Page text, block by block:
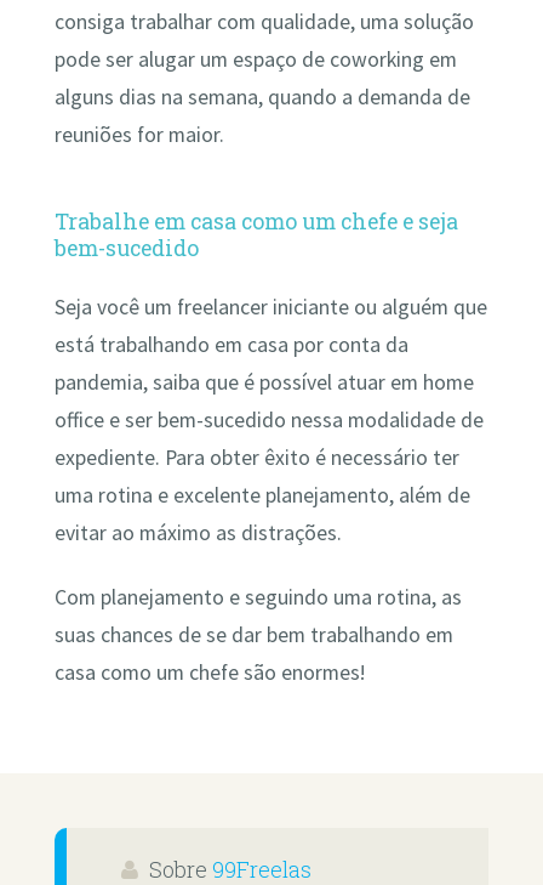
consiga trabalhar com qualidade, uma solução
pode ser alugar um espaço de coworking em
alguns dias na semana, quando a demanda de
reuniões for maior.
Trabalhe em casa como um chefe e seja
bem-sucedido
Seja você um freelancer iniciante ou alguém que
está trabalhando em casa por conta da
pandemia, saiba que é possível atuar em home
office e ser bem-sucedido nessa modalidade de
expediente. Para obter êxito é necessário ter
uma rotina e excelente planejamento, além de
evitar ao máximo as distrações.
Com planejamento e seguindo uma rotina, as
suas chances de se dar bem trabalhando em
casa como um chefe são enormes!
Sobre 99Freelas